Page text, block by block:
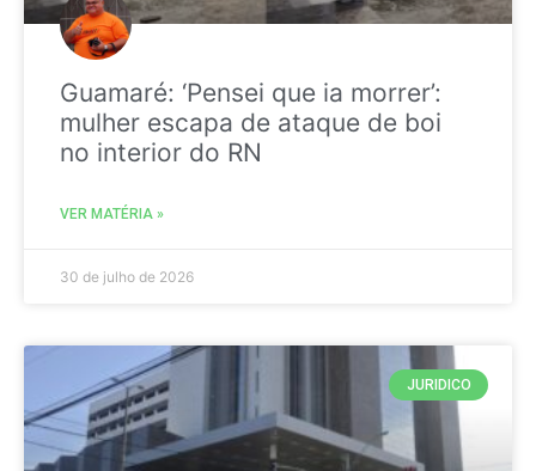
Guamaré: ‘Pensei que ia morrer’:
mulher escapa de ataque de boi
no interior do RN
VER MATÉRIA »
30 de julho de 2026
JURIDICO